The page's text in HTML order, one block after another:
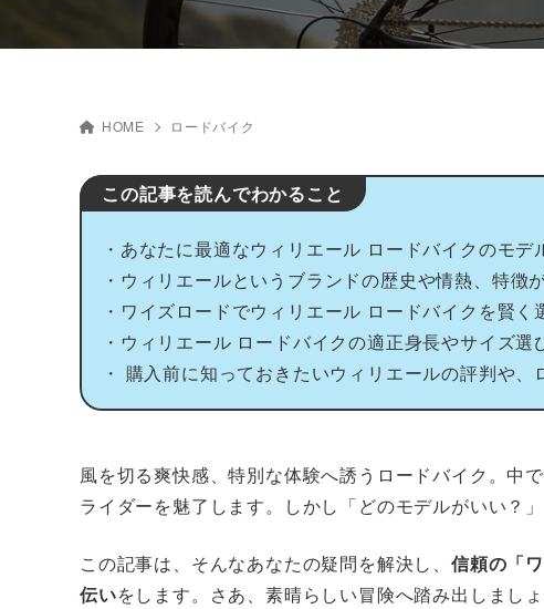
HOME ロードバイク
この記事を読んでわかること
・あなたに最適なウィリエール ロードバイクのモデ
・ウィリエールというブランドの歴史や情熱、特徴
・ワイズロードでウィリエール ロードバイクを賢
・ウィリエール ロードバイクの適正身長やサイズ選
・ 購入前に知っておきたいウィリエールの評判や
風を切る爽快感、特別な体験へ誘うロードバイク。中
ライダーを魅了します。しかし「どのモデルがいい？
この記事は、そんなあなたの疑問を解決し、 信頼の「
伝いをします。さあ、素晴らしい冒険へ踏み出しましょ